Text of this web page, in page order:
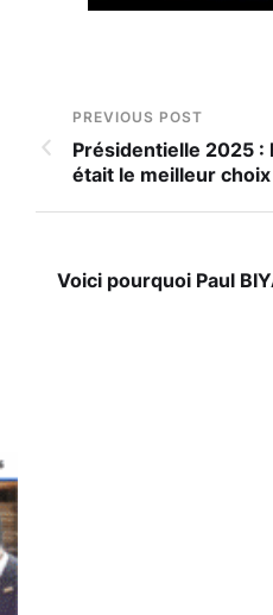
PREVIOUS POST
Présidentielle 2025 :
était le meilleur choix
Voici pourquoi Paul